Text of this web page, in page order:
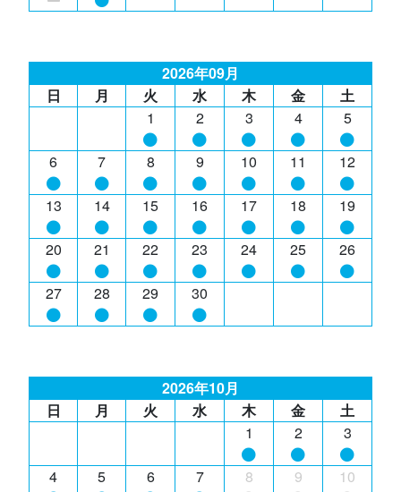
2026年09月
日
月 火 水 木 金
土
1
2 3 4 5
6 7 8 9 10 11 12
13 14 15 16 17 18 19
20 21 22 23 24 25 26
27 28 29 30
2026年10月
日
月 火 水 木 金
土
1
2 3
4 5 6 7 8 9 10